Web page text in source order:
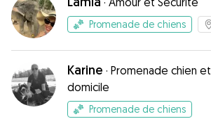
Promenade de chiens
Karine · Promenade chien
domicile
Promenade de chiens